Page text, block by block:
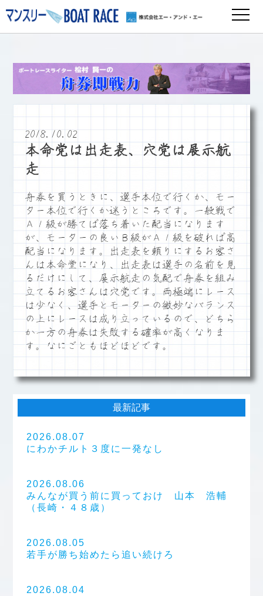
2018.10.02
本命党は出走表、穴党は展示航
走
舟券を買うときに、選手本位で行くか、モー
ター本位で行くか迷うところです。一般戦で
Ａ１級が勝てば落ち着いた配当になります
が、モーターの良いＢ級がＡ１級を破れば高
配当になります。出走表を頼りにするお客さ
んは本命堂になり、出走表は選手の名前を見
るだけにして、展示航走の気配で舟券を組み
立てるお客さんは穴党です。両極端にレース
は少なく、選手とモーターの微妙なバランス
の上にレースは成り立っているので、どちら
か一方の舟券は失敗する確率が高くなりま
す。なにごともほどほどです。
最新記事
2026.08.07
にわかチルト３度に一発なし
2026.08.06
みんなが買う前に買っておけ 山本 浩輔
（長崎・４８歳）
2026.08.05
若手が勝ち始めたら追い続けろ
2026.08.04